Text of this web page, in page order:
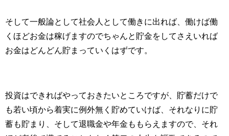
そして一般論として社会人として働きに出れば、働けば働
くほどお金は稼げますのでちゃんと貯金をしてさえいれば
お金はどんどん貯まっていくはずです。
投資はできればやっておきたいところですが、貯蓄だけで
も若い頃から着実に例外無く貯めていけば、それなりに貯
蓄も貯まり、そして退職金や年金ももらえますので、それ